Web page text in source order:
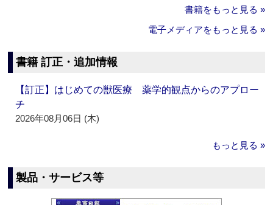
書籍をもっと見る »
電子メディアをもっと見る »
書籍 訂正・追加情報
【訂正】はじめての獣医療 薬学的観点からのアプロー
チ
2026年08月06日 (木)
もっと見る »
製品・サービス等